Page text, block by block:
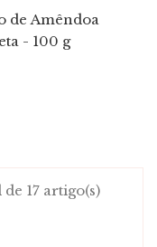
de Amêndoa
- 100 g
17 artigo(s)